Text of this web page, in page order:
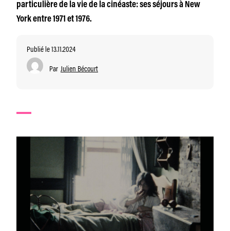
particulière de la vie de la cinéaste: ses séjours à New
York entre 1971 et 1976.
Publié le 13.11.2024
Par Julien Bécourt